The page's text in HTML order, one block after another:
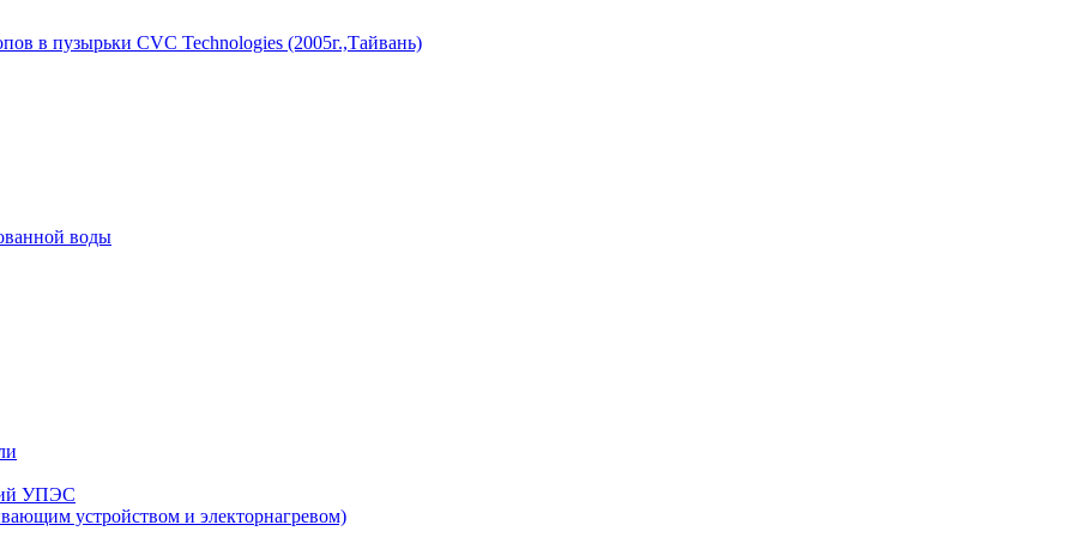
в пузырьки CVC Technologies (2005г.,Тайвань)
воды
УПЭС
устройством и электорнагревом)